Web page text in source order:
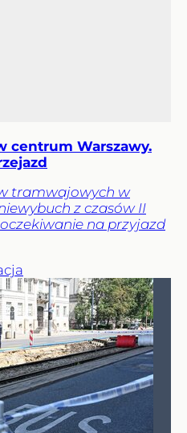
centrum Warszawy.
tramwajowych w
z czasów II
na przyjazd